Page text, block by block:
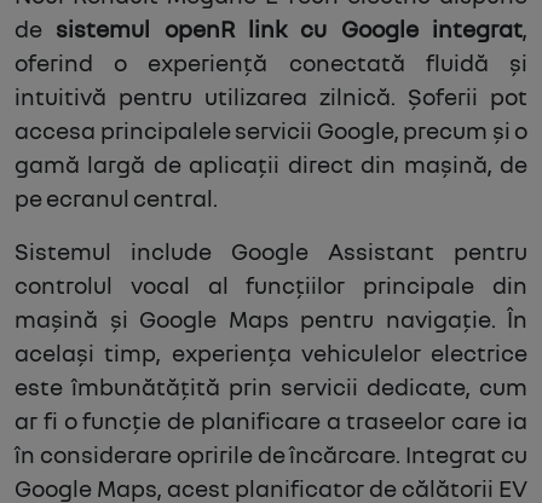
de sistemul openR link cu Google integrat,
oferind o experiență conectată fluidă și
intuitivă pentru utilizarea zilnică. Șoferii pot
accesa principalele servicii Google, precum și o
gamă largă de aplicații direct din mașină, de
pe ecranul central.
Sistemul include Google Assistant pentru
controlul vocal al funcțiilor principale din
mașină și Google Maps pentru navigație. În
același timp, experiența vehiculelor electrice
este îmbunătățită prin servicii dedicate, cum
ar fi o funcție de planificare a traseelor care ia
în considerare opririle de încărcare. Integrat cu
Google Maps, acest planificator de călătorii EV